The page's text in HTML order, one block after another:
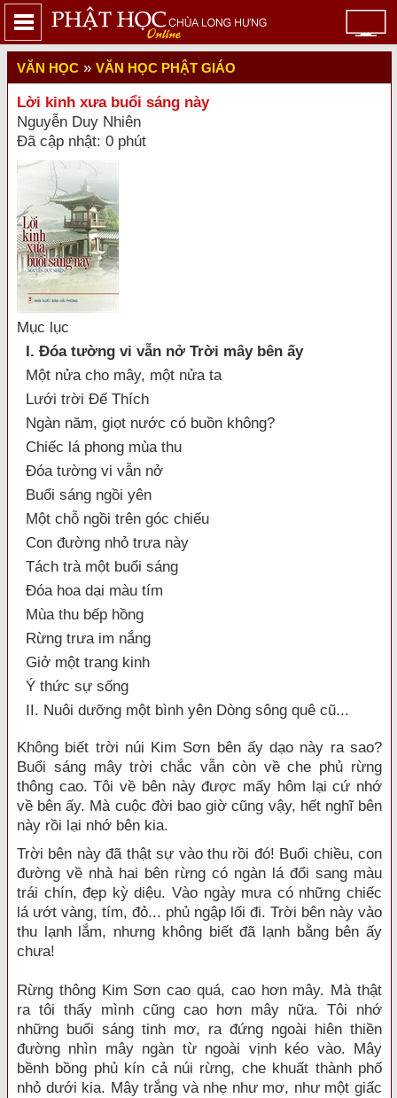
VĂN HỌC » VĂN HỌC PHẬT GIÁO
Lời kinh xưa buổi sáng này
Nguyễn Duy Nhiên
Đã cập nhật: 0 phút
Mục lục
I. Đóa tường vi vẫn nở Trời mây bên ấy
Một nửa cho mây, một nửa ta
Lưới trời Đế Thích
Ngàn năm, giọt nước có buồn không?
Chiếc lá phong mùa thu
Đóa tường vi vẫn nở
Buổi sáng ngồi yên
Một chỗ ngồi trên góc chiếu
Con đường nhỏ trưa này
Tách trà một buổi sáng
Đóa hoa dại màu tím
Mùa thu bếp hồng
Rừng trưa im nắng
Giở một trang kinh
Ý thức sự sống
II. Nuôi dưỡng một bình yên Dòng sông quê cũ...
Không biết trời núi Kim Sơn bên ấy dạo này ra sao?
Buổi sáng mây trời chắc vẫn còn về che phủ rừng
thông cao. Tôi về bên này được mấy hôm lại cứ nhớ
về bên ấy. Mà cuộc đời bao giờ cũng vậy, hết nghĩ bên
này rồi lại nhớ bên kia.
Trời bên này đã thật sự vào thu rồi đó! Buổi chiều, con
đường về nhà hai bên rừng có ngàn lá đổi sang màu
trái chín, đẹp kỳ diệu. Vào ngày mưa có những chiếc
lá ướt vàng, tím, đỏ... phủ ngập lối đi. Trời bên này vào
thu lạnh lắm, nhưng không biết đã lạnh bằng bên ấy
chưa!
Rừng thông Kim Sơn cao quá, cao hơn mây. Mà thật
ra tôi thấy mình cũng cao hơn mây nữa. Tôi nhớ
những buổi sáng tinh mơ, ra đứng ngoài hiên thiền
đường nhìn mây ngàn từ ngoài vịnh kéo vào. Mây
bềnh bồng phủ kín cả núi rừng, che khuất thành phố
nhỏ dưới kia. Mây trắng và nhẹ như mơ, như một giấc